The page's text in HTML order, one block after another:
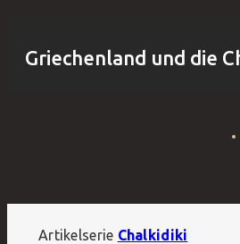
Griechenland und die
Artikelserie Chalkidiki